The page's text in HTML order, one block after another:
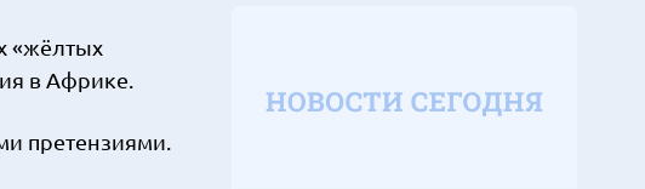
«жёлтых
в Африке.
претензиями.